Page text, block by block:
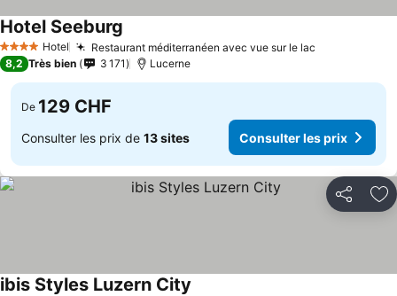
4 Étoiles Hotel Restaurant méditerranéen avec vue sur le lac
Hotel Seeburg
8,2 Très bien 3 171 Lucerne
De 129 CHF
Consulter les prix de 13 sites Consulter les prix
Partager
ibis Styles Luzern City